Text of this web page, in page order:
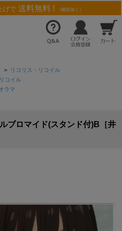
げで 送料無料 ! （離島除く）
> リコリス・リコイル
コイル
ラマ
ブロマイド(スタンド付)B［井